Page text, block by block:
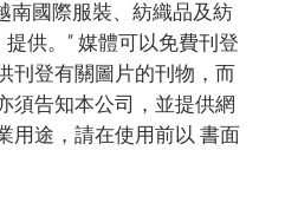
南國際服裝、紡織品及紡
供。” 媒體可以免費刊登
刊登有關圖片的刊物，而
須告知本公司，並提供網
用途，請在使用前以 書面